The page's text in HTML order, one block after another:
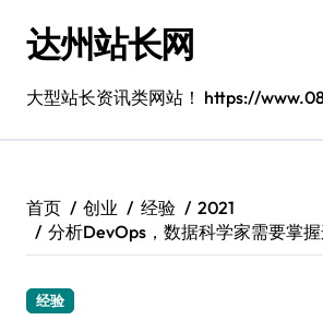
达州站长网
大型站长资讯类网站！ https://
首页 创业 经验
2021
分析DevOps，数据科学家需要掌
经验